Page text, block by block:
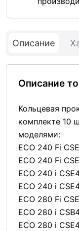
Описание
Описание
Кольцевая
комплекте 10
моделями:
ECO 240 Fi
ECO 240 Fi
ECO 240 i
ECO 240 i
ECO 280 Fi
ECO 280 i
ECO 280 i